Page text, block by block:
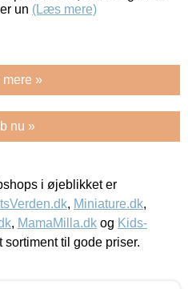
un (Læs mere)
»
nu »
i øjeblikket er
, Miniature.dk,
, MamaMilla.dk og Kids-
sortiment til gode priser.